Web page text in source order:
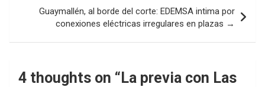
Guaymallén, al borde del corte: EDEMSA intima por
conexiones eléctricas irregulares en plazas →
4 thoughts on “La previa con Las